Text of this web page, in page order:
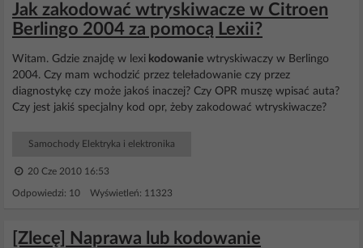
Jak zakodować wtryskiwacze w Citroen
Berlingo 2004 za pomocą Lexii?
Witam. Gdzie znajdę w lexi kodowanie wtryskiwaczy w Berlingo
2004. Czy mam wchodzić przez teleładowanie czy przez
diagnostykę czy może jakoś inaczej? Czy OPR muszę wpisać auta?
Czy jest jakiś specjalny kod opr, żeby zakodować wtryskiwacze?
Samochody Elektryka i elektronika
20 Cze 2010 16:53
Odpowiedzi: 10 Wyświetleń: 11323
[Zlecę] Naprawa lub kodowanie